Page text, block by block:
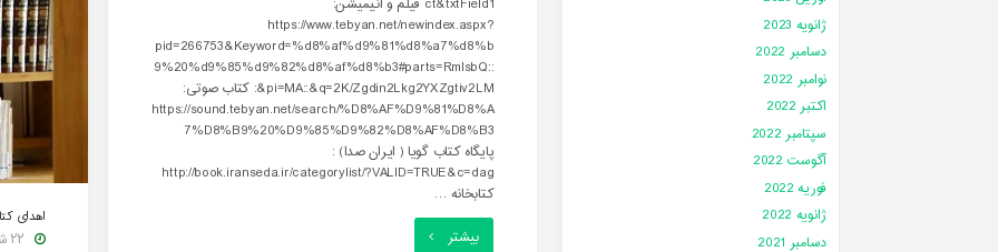
ct&txtField1 فیلم و انیمیشن:
https://www.tebyan.net/newindex.aspx?
pid=266753&Keyword=%d8%af%d9%81%d8%a7%d8%b
9%20%d9%85%d9%82%d8%af%d8%b3#parts=RmlsbQ::
&pi=MA::&q=2K/Zgdin2Lkg2YXZgtiv2LM: کتاب صوتی:
https://sound.tebyan.net/search/%D8%AF%D9%81%D8%A
7%D8%B9%20%D9%85%D9%82%D8%AF%D8%B3
پایگاه کتاب گویا ( ایران صدا) :
http://book.iranseda.ir/categorylist/?VALID=TRUE&c=dag
کتابخانه …
بیشتر "لینک
اهدای کتاب به
۲۲ شهریور, ۱۴۰۰
ژانویه 2023
دسامبر 2022
نوامبر 2022
اکتبر 2022
سپتامبر 2022
آگوست 2022
فوریه 2022
ژانویه 2022
دسامبر 2021